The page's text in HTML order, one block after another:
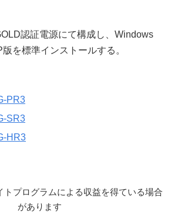
認証電源にて構成し、Windows
を標準インストールする。
PR3
SR3
HR3
トプログラムによる収益を得ている場合
があります